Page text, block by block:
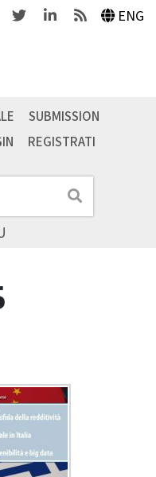
TwitterLinkedinFeeds ENG
Cerca
SUBMISSION
REGISTRATI